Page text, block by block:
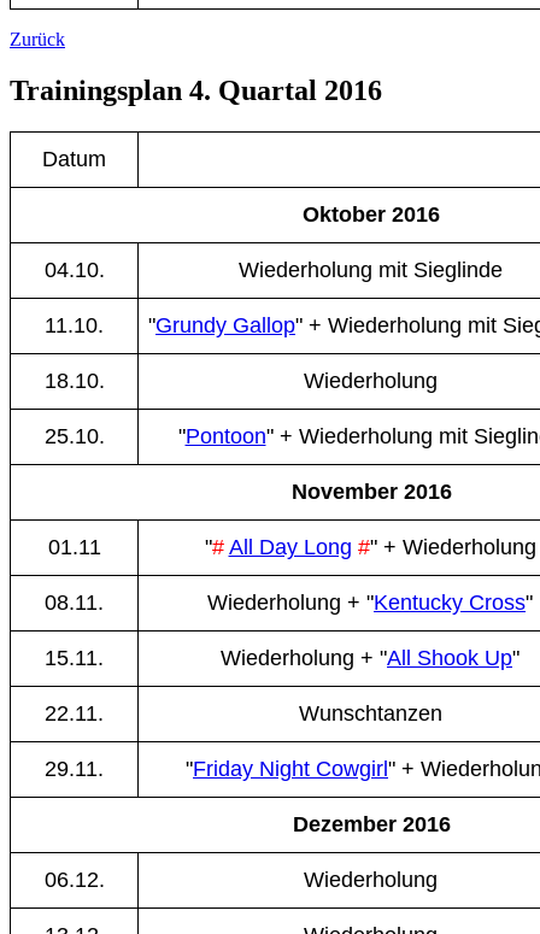
Zurück
Trainingsplan 4. Quartal 2016
Datum
Oktober 2016
04.10. Wiederholung mit Sieglinde
11.10. "Grundy Gallop" + Wiederholung mit
18.10. Wiederholung
25.10. "Pontoon" + Wiederholung mit
November 2016
01.11 "# All Day Long #" + Wiederholung
08.11. Wiederholung + "Kentucky Cross"
15.11. Wiederholung + "All Shook Up"
22.11. Wunschtanzen
29.11. "Friday Night Cowgirl " +
Dezember 2016
06.12. Wiederholung